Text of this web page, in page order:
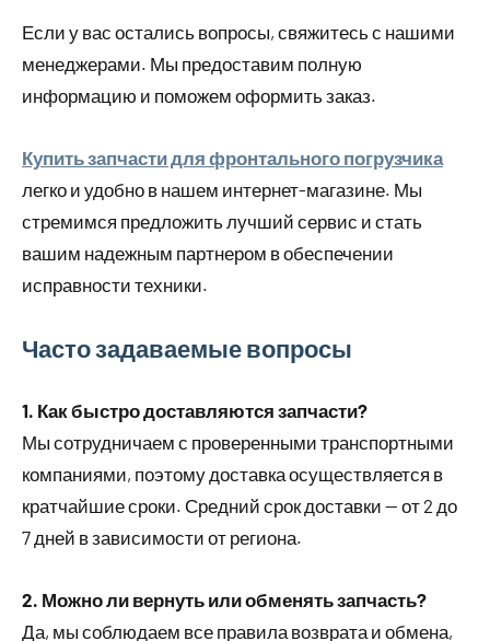
Если у вас остались вопросы, свяжитесь с нашими
менеджерами. Мы предоставим полную
информацию и поможем оформить заказ.
Купить запчасти для фронтального погрузчика
легко и удобно в нашем интернет-магазине. Мы
стремимся предложить лучший сервис и стать
вашим надежным партнером в обеспечении
исправности техники.
Часто задаваемые вопросы
1. Как быстро доставляются запчасти?
Мы сотрудничаем с проверенными транспортными
компаниями, поэтому доставка осуществляется в
кратчайшие сроки. Средний срок доставки — от 2 до
7 дней в зависимости от региона.
2. Можно ли вернуть или обменять запчасть?
Да, мы соблюдаем все правила возврата и обмена,